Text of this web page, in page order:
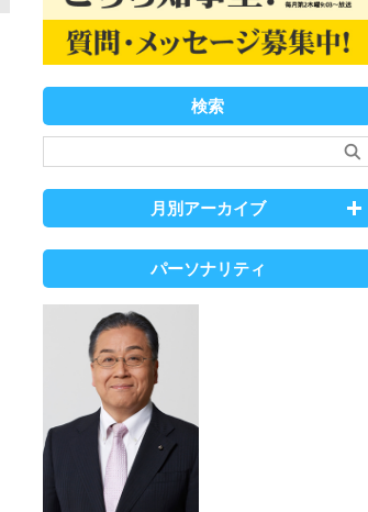
検索
月別アーカイブ
パーソナリティ